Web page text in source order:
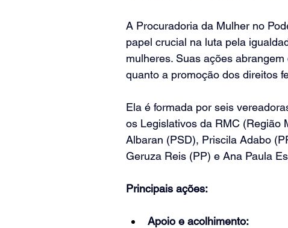
A Procuradoria da Mulher no
papel crucial na luta pela
mulheres. Suas ações
quanto a promoção dos direitos
Ela é formada por seis
os Legislativos da RMC (Região
Albaran (PSD), Priscila Adabo
Geruza Reis (PP) e Ana Paula
Principais ações:
Apoio e acolhimento: